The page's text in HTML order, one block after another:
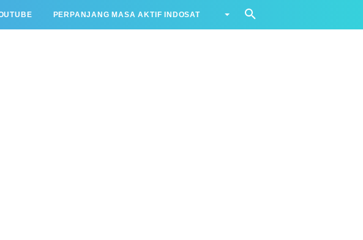
PERPANJANG MASA AKTIF INDOSAT